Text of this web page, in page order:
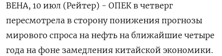
ВЕНА, 10 июл (Рейтер) - ОПЕК в четверг
пересмотрела в сторону понижения прогнозы
мирового спроса на нефть на ближайшие четыре
года на фоне замедления китайской экономики.